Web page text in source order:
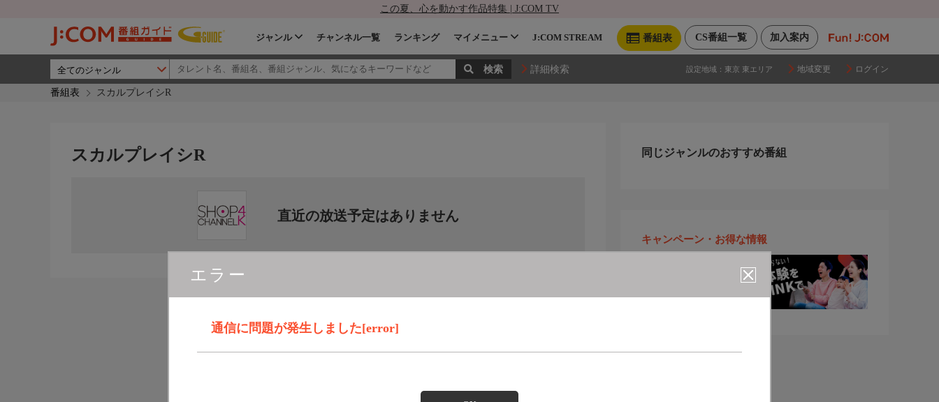
この夏、心を動かす作品特集 | J:COM TV
加入案内
CS番組一覧
番組表
ジャンル チャンネル一覧 ランキング マイメニュー J:COM STREAM
詳細検索 設定地域： 東京 東エリア 地域変更 ログイン
番組表 スカルプレイシR
エラー
通信に問題が発生しました[error]
スカルプレイシR
直近の放送予定はありません
同じジャンルのおすすめ番組
キャンペーン・お得な情報